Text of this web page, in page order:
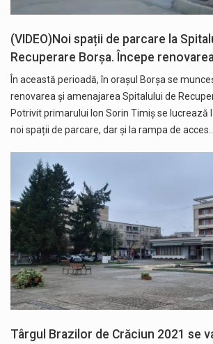
(VIDEO)Noi spații de parcare la
Recuperare Borșa. Începe
În această perioadă, în orașul Borșa se
renovarea și amenajarea Spitalului de
Potrivit primarului Ion Sorin Timiș se lucrează
noi spații de parcare, dar și la rampa de acces…
Târgul Brazilor de Crăciun 2021 se